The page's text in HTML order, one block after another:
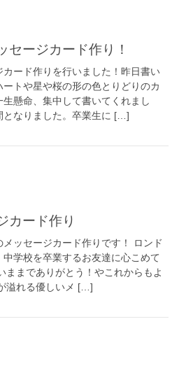
セージカード作り！
ード作りを行いました！昨日書い
トや星や桜の形の色とりどりのカ
懸命、集中して書いてくれまし
となりました。卒業生に […]
カード作り
ッセージカード作りです！ ロンド
学校を卒業するお友達に心こめて
ままでありがとう！やこれからもよ
溢れる優しいメ […]